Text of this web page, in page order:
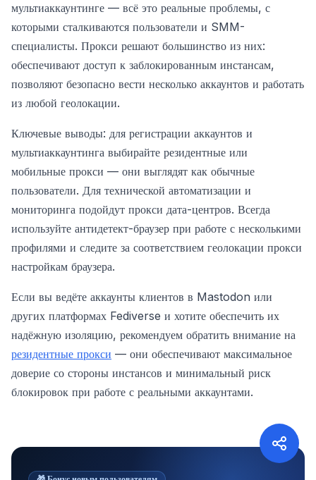
мультиаккаунтинге — всё это реальные проблемы, с
которыми сталкиваются пользователи и SMM-
специалисты. Прокси решают большинство из них:
обеспечивают доступ к заблокированным инстансам,
позволяют безопасно вести несколько аккаунтов и работать
из любой геолокации.
Ключевые выводы: для регистрации аккаунтов и
мультиаккаунтинга выбирайте резидентные или
мобильные прокси — они выглядят как обычные
пользователи. Для технической автоматизации и
мониторинга подойдут прокси дата-центров. Всегда
используйте антидетект-браузер при работе с несколькими
профилями и следите за соответствием геолокации прокси
настройкам браузера.
Если вы ведёте аккаунты клиентов в Mastodon или
других платформах Fediverse и хотите обеспечить их
надёжную изоляцию, рекомендуем обратить внимание на
резидентные прокси — они обеспечивают максимальное
доверие со стороны инстансов и минимальный риск
блокировок при работе с реальными аккаунтами.